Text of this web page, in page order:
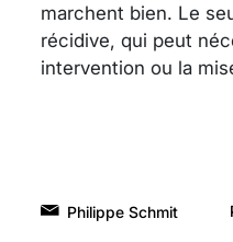
marchent bien. Le
récidive, qui peut
intervention ou la
Philippe Schmit